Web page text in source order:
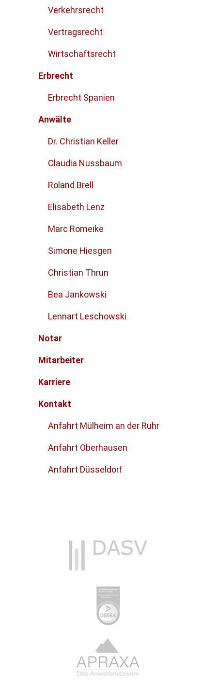
Verkehrsrecht
Vertragsrecht
Wirtschaftsrecht
Erbrecht
Erbrecht Spanien
Anwälte
Dr. Christian Keller
Claudia Nussbaum
Roland Brell
Elisabeth Lenz
Marc Romeike
Simone Hiesgen
Christian Thrun
Bea Jankowski
Lennart Leschowski
Notar
Mitarbeiter
Karriere
Kontakt
Anfahrt Mülheim an der Ruhr
Anfahrt Oberhausen
Anfahrt Düsseldorf